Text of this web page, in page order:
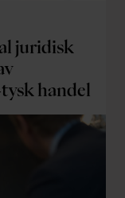
juridisk
handel